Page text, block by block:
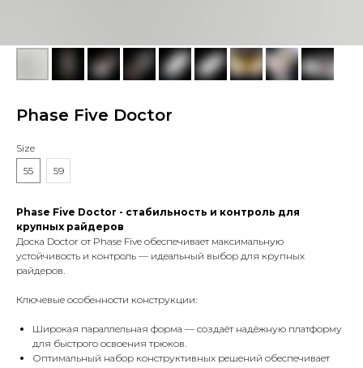
Phase Five Doctor
Size
55
59
Phase Five Doctor - стабильность и контроль для
крупных райдеров
Доска Doctor от Phase Five обеспечивает максимальную
устойчивость и контроль — идеальный выбор для крупных
райдеров.
Ключевые особенности конструкции:
Широкая параллельная форма — создаёт надёжную платформу
для быстрого освоения трюков.
Оптимальный набор конструктивных решений обеспечивает